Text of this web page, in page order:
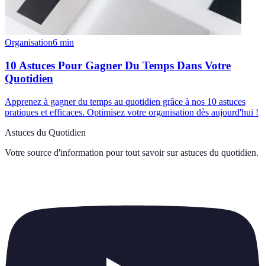
Organisation6 min
10 Astuces Pour Gagner Du Temps Dans Votre
Quotidien
Apprenez à gagner du temps au quotidien grâce à nos 10 astuces
pratiques et efficaces. Optimisez votre organisation dès aujourd'hui !
Astuces du Quotidien
Votre source d'information pour tout savoir sur astuces du quotidien.